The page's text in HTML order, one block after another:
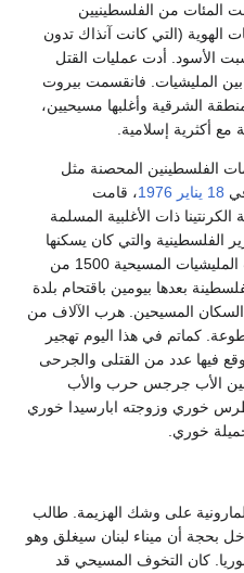
المئات من الفلسطينيين
الهوية (التي كانت آنذاك تدون
الأسود. أدت عمليات القتل
بين المليشيات. فانقسمت بيروت
الشرقية وأغلبها مسيحيين،
مع أكثرية إسلامية.
الفلسطينين المحصنة مثل
18 يناير 1976، قامت
ذات الأغلبية المسلمة
الفلسطينية والتي كان يسكنها
أكراد وسوريون وفلسطينيون. قتلت المليشيات المسيحية 1500 من
بعدها بيومين باقتحام بلدة
المسيحين. هرب الآلاف من
كماتم في هذا اليوم تهجير
فيها عدد من القتلى والجرحى
الأب جرجس حرب والأب
خوري وزوجته ابارسيدا خوري
خوري.
على وشك الهزيمة. طالب
بحجة أن ميناء لبنان سيغلق وهو
كان التخوف المسيحي قد